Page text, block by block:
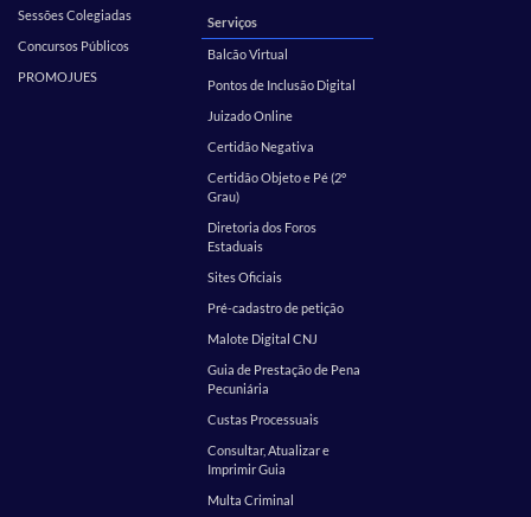
Sessões Colegiadas
Concursos Públicos
PROMOJUES
Serviços
Balcão Virtual
Pontos de Inclusão Digital
Juizado Online
Certidão Negativa
Certidão Objeto e Pé (2º
Grau)
Diretoria dos Foros
Estaduais
Sites Oficiais
Pré-cadastro de petição
Malote Digital CNJ
Guia de Prestação de Pena
Pecuniária
Custas Processuais
Consultar, Atualizar e
Imprimir Guia
Multa Criminal